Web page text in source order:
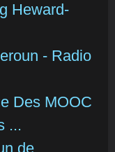
Heward-
- Radio
Des MOOC
...
de